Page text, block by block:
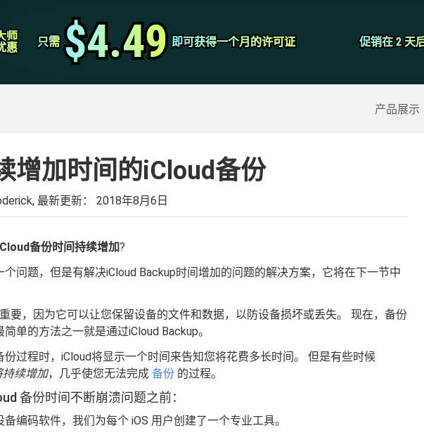
师
师
惠
惠 只需
只需 $4.49
$4.49 即可获得一个月的许可证
即可获得一个月的许可证 促销在 2 天
促销在 2 天
产品展示
屏幕录影
增加时间的iCloud备份
最新更新： 2018年8月6日
备份时间持续增加?
个问题，但是有解决iCloud Backup时间增加的问题的解决方案，它将在下一节中
要，因为它可以让您保留设备的文件和数据，以防设备损坏或丢失。 现在，备份
单的方法之一就是通过iCloud Backup。
份过程时，iCloud将显示一个时间来告知您将花费多长时间。 但是有些时候
续增加，几乎使您无法完成 备份 的过程。
备份时间不断崩溃问题之前：
备编码软件，我们为每个 iOS 用户创建了一个专业工具。